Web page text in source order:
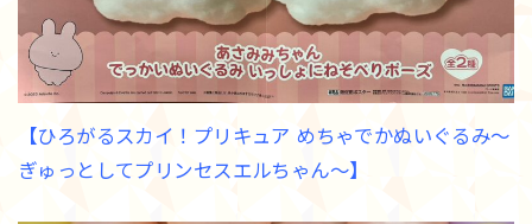
【ひろがるスカイ！プリキュア めちゃでかぬいぐるみ～
ぎゅっとしてプリンセスエルちゃん～】